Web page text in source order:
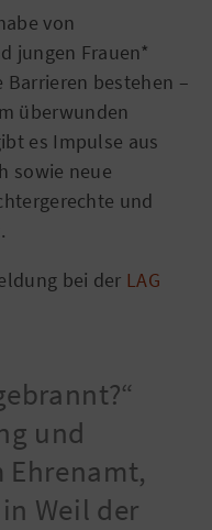
von
jungen Frauen*
bestehen –
überwunden
es Impulse aus
sowie neue
und
bei der LAG
und
Ehrenamt,
Weil der